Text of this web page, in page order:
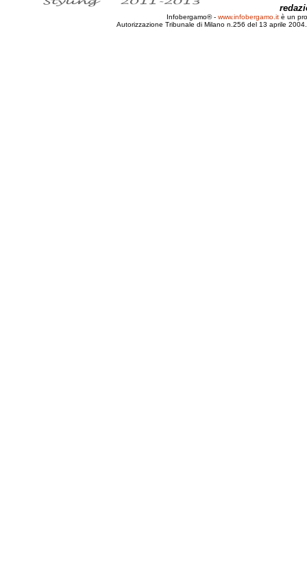
Infobergamo® - www.infobergamo.it è un
Autorizzazione Tribunale di Milano n.256 del 13 aprile